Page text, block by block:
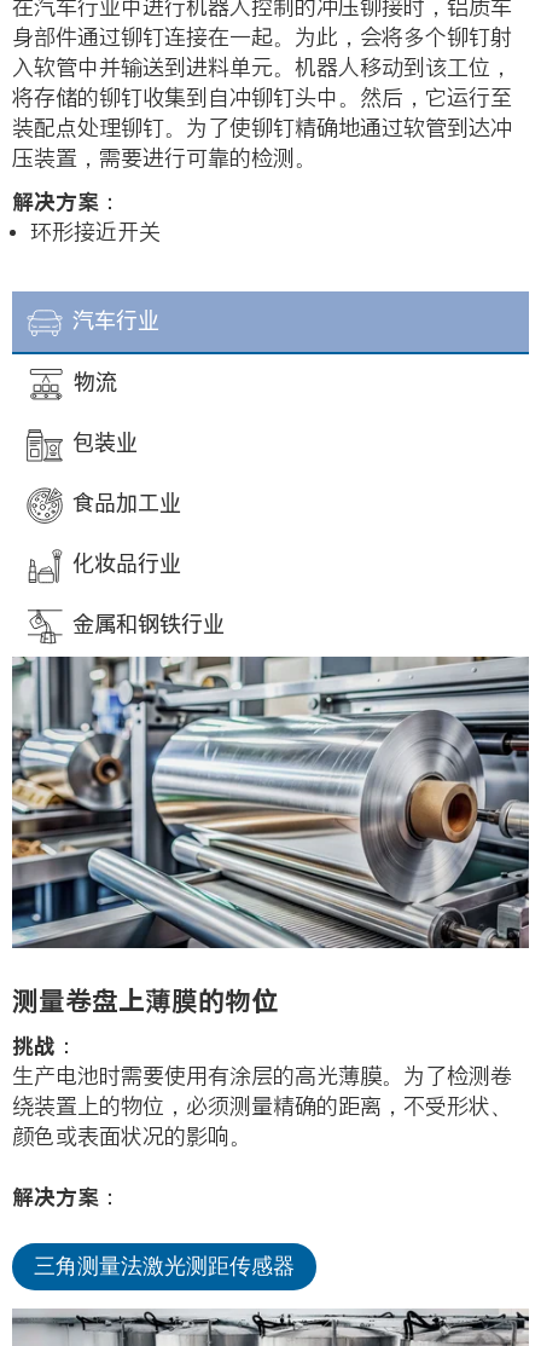
在汽车行业中进行机器人控制的冲压铆接时，铝质车
身部件通过铆钉连接在一起。为此，会将多个铆钉射
入软管中并输送到进料单元。机器人移动到该工位，
将存储的铆钉收集到自冲铆钉头中。然后，它运行至
装配点处理铆钉。为了使铆钉精确地通过软管到达冲
压装置，需要进行可靠的检测。
解决方案：
环形接近开关
汽车行业
物流
包装业
食品加工业
化妆品行业
金属和钢铁行业
测量卷盘上薄膜的物位
挑战：
生产电池时需要使用有涂层的高光薄膜。为了检测卷
绕装置上的物位，必须测量精确的距离，不受形状、
颜色或表面状况的影响。
解决方案：
三角测量法激光测距传感器